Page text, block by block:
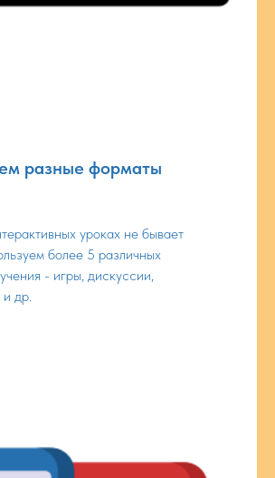
разные форматы
уроках не бывает
более 5 различных
- игры, дискуссии,
др.